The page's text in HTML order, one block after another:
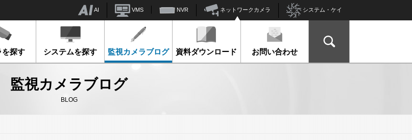
AI VMS NVR ネットワークカメラ システム・ケイ
を探す システムを探す 監視カメラブログ 資料ダウンロード お問い合わせ
監視カメラブログ
BLOG